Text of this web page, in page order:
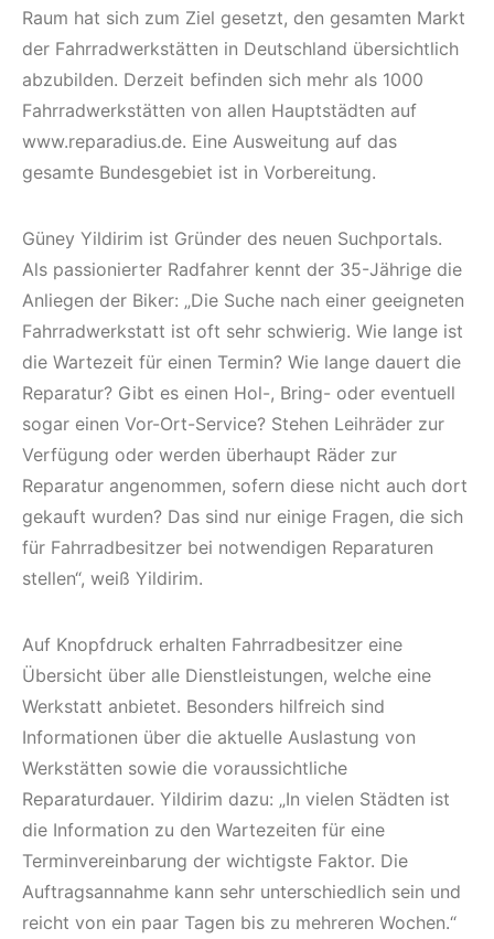
Raum hat sich zum Ziel gesetzt, den gesamten Markt
der Fahrradwerkstätten in Deutschland übersichtlich
abzubilden. Derzeit befinden sich mehr als 1000
Fahrradwerkstätten von allen Hauptstädten auf
www.reparadius.de. Eine Ausweitung auf das
gesamte Bundesgebiet ist in Vorbereitung.
Güney Yildirim ist Gründer des neuen Suchportals.
Als passionierter Radfahrer kennt der 35-Jährige die
Anliegen der Biker: „Die Suche nach einer geeigneten
Fahrradwerkstatt ist oft sehr schwierig. Wie lange ist
die Wartezeit für einen Termin? Wie lange dauert die
Reparatur? Gibt es einen Hol-, Bring- oder eventuell
sogar einen Vor-Ort-Service? Stehen Leihräder zur
Verfügung oder werden überhaupt Räder zur
Reparatur angenommen, sofern diese nicht auch dort
gekauft wurden? Das sind nur einige Fragen, die sich
für Fahrradbesitzer bei notwendigen Reparaturen
stellen“, weiß Yildirim.
Auf Knopfdruck erhalten Fahrradbesitzer eine
Übersicht über alle Dienstleistungen, welche eine
Werkstatt anbietet. Besonders hilfreich sind
Informationen über die aktuelle Auslastung von
Werkstätten sowie die voraussichtliche
Reparaturdauer. Yildirim dazu: „In vielen Städten ist
die Information zu den Wartezeiten für eine
Terminvereinbarung der wichtigste Faktor. Die
Auftragsannahme kann sehr unterschiedlich sein und
reicht von ein paar Tagen bis zu mehreren Wochen.“